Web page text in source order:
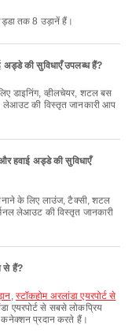
अड्डा तक 8 उड़ानें हैं।
अड्डे की सुविधाएँ उपलब्ध हैं?
लेआउट की विस्तृत जानकारी आप
हवाई अड्डे की सुविधाएँ
लेआउट की विस्तृत जानकारी
से हैं?
, स्टॉकहोम अरलांडा एयरपोर्ट से
एयरपोर्ट से सबसे लोकप्रिय
कनेक्शन प्रदान करते हैं।